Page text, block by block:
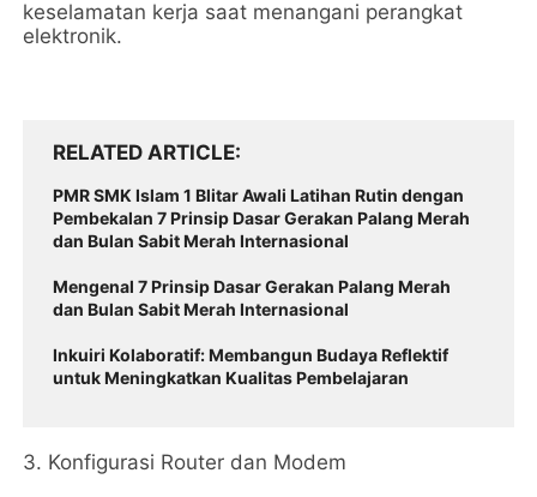
keselamatan kerja saat menangani perangkat
elektronik.
RELATED ARTICLE
PMR SMK Islam 1 Blitar Awali Latihan Rutin dengan
Pembekalan 7 Prinsip Dasar Gerakan Palang Merah
dan Bulan Sabit Merah Internasional
Mengenal 7 Prinsip Dasar Gerakan Palang Merah
dan Bulan Sabit Merah Internasional
Inkuiri Kolaboratif: Membangun Budaya Reflektif
untuk Meningkatkan Kualitas Pembelajaran
3. Konfigurasi Router dan Modem